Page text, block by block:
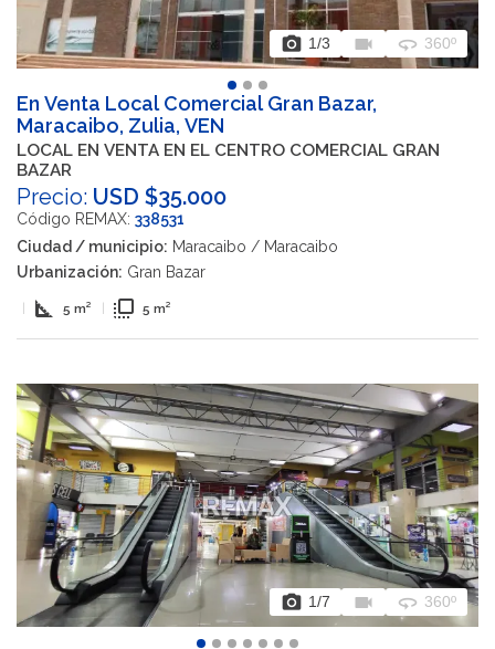
photo_camera 1/3 videocam 360 360º
En Venta Local Comercial Gran Bazar,
Maracaibo, Zulia, VEN
LOCAL EN VENTA EN EL CENTRO COMERCIAL GRAN
BAZAR
Precio: USD $35.000
Código REMAX: 338531
Ciudad / municipio: Maracaibo / Maracaibo
Urbanización: Gran Bazar
square_foot 5 m² flip_to_front 5 m²
photo_camera 1/7 videocam 360 360º